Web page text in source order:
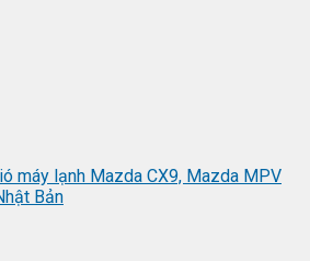
máy lạnh Mazda CX9, Mazda MPV
Bản